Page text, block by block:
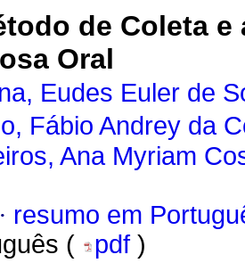
de Coleta
Oral
Eudes Euler de
Fábio Andrey da
Ana Myriam
· resumo em
(
pdf )